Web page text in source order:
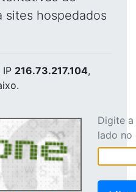
sites hospedados
216.73.217.104,
Digite
lado no